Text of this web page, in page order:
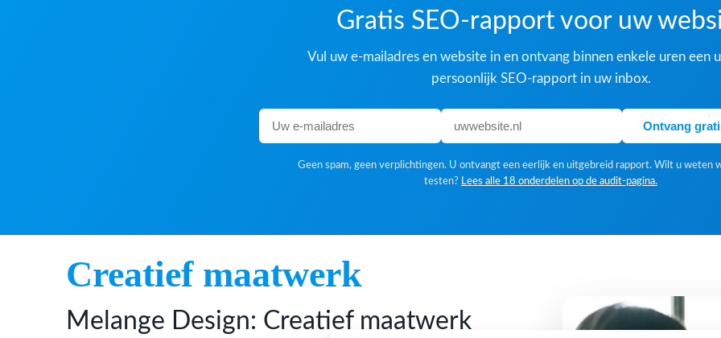
Gratis SEO-rapport voor uw
Vul uw e-mailadres en website in en ontvang binnen enkele uren een
persoonlijk SEO-rapport in uw inbox.
Ontvang
Geen spam, geen verplichtingen. U ontvangt een eerlijk en uitgebreid rapport. Wilt u weten
testen? Lees alle 18 onderdelen op de audit-pagina.
Creatief maatwerk
Melange Design: Creatief maatwerk